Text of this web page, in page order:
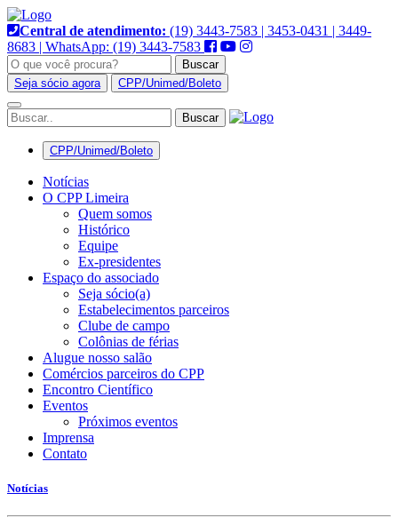
Pular
para
o
conteúdo
Central de atendimento: (19) 3443-7583 | 3453-0431 | 3449-
8683 | WhatsApp: (19) 3443-7583
Buscar
Seja sócio agora
CPP/Unimed/Boleto
Alternar
navegação
CPP/Unimed/Boleto
Notícias
O CPP Limeira
Quem somos
Histórico
Equipe
Ex-presidentes
Espaço do associado
Seja sócio(a)
Estabelecimentos parceiros
Clube de campo
Colônias de férias
Alugue nosso salão
Comércios parceiros do CPP
Encontro Científico
Eventos
Próximos eventos
Imprensa
Contato
Notícias